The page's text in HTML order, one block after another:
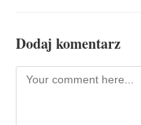
Dodaj komentarz